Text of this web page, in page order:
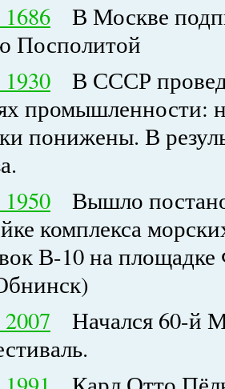
В Москве
Посполитой
В СССР
понижены. В
Вышло
комплекса
В-10 на
Начался 60-й